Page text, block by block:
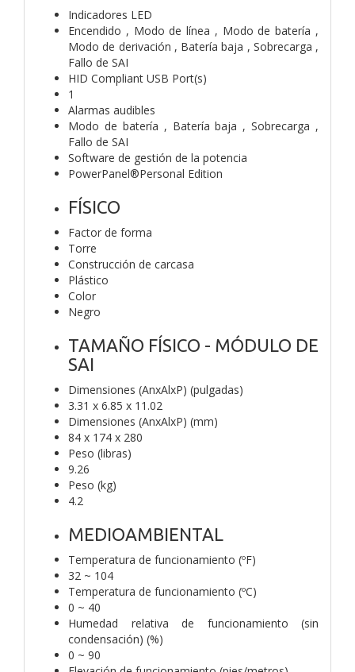
Indicadores LED
Encendido , Modo de línea , Modo de batería ,
Modo de derivación , Batería baja , Sobrecarga ,
Fallo de SAI
HID Compliant USB Port(s)
1
Alarmas audibles
Modo de batería , Batería baja , Sobrecarga ,
Fallo de SAI
Software de gestión de la potencia
PowerPanel®Personal Edition
FÍSICO
Factor de forma
Torre
Construcción de carcasa
Plástico
Color
Negro
TAMAÑO FÍSICO - MÓDULO DE
SAI
Dimensiones (AnxAlxP) (pulgadas)
3.31 x 6.85 x 11.02
Dimensiones (AnxAlxP) (mm)
84 x 174 x 280
Peso (libras)
9.26
Peso (kg)
4.2
MEDIOAMBIENTAL
Temperatura de funcionamiento (ºF)
32 ~ 104
Temperatura de funcionamiento (ºC)
0 ~ 40
Humedad relativa de funcionamiento (sin
condensación) (%)
0 ~ 90